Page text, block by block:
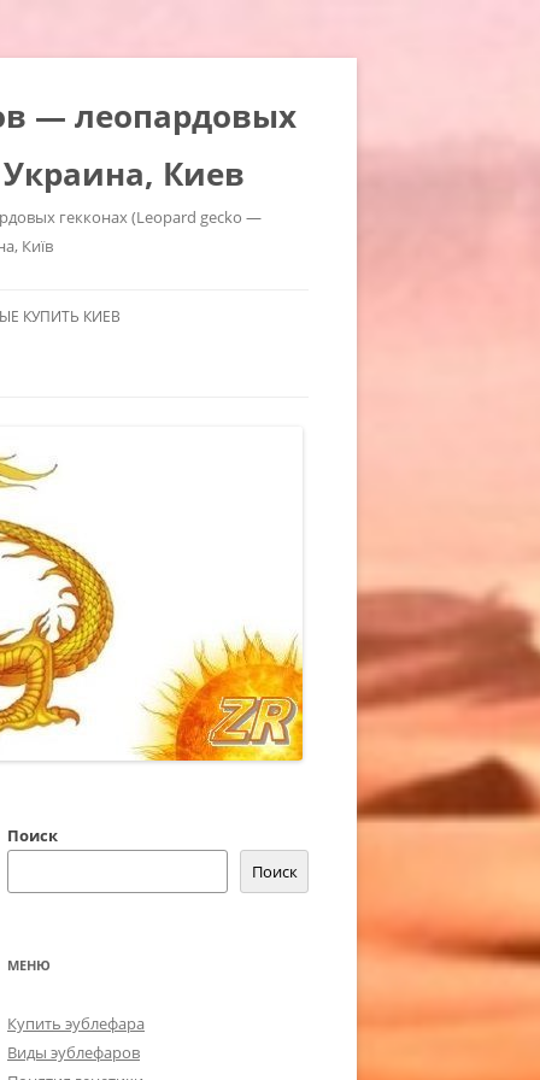
— леопардовых
Киев
гекконах (Leopard gecko —
Київ
КУПИТЬ КИЕВ
Поиск
Поиск
МЕНЮ
Купить эублефара
Виды эублефаров